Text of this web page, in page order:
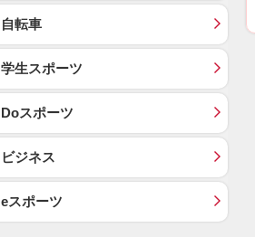
自転車
学生スポーツ
Doスポーツ
ビジネス
eスポーツ